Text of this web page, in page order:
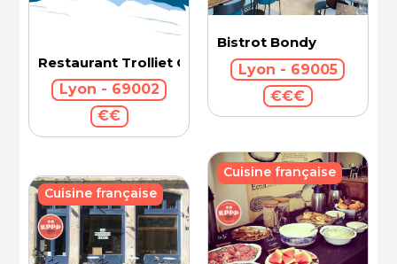
Restaurant Trolliet Grand Hotel Dieu
Lyon - 69002
€€
Bistrot Bondy
Lyon - 69005
€€€
Cuisine française
Cuisine française